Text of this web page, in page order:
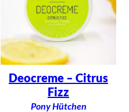
Deocreme – Citrus
Fizz
Pony Hütchen